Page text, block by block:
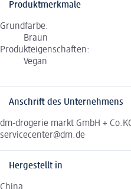
Produktmerkmale
Grundfarbe:
Braun
Produkteigenschaften:
Vegan
Anschrift des Unternehmens
dm-drogerie markt GmbH +
servicecenter@dm.de
Hergestellt in